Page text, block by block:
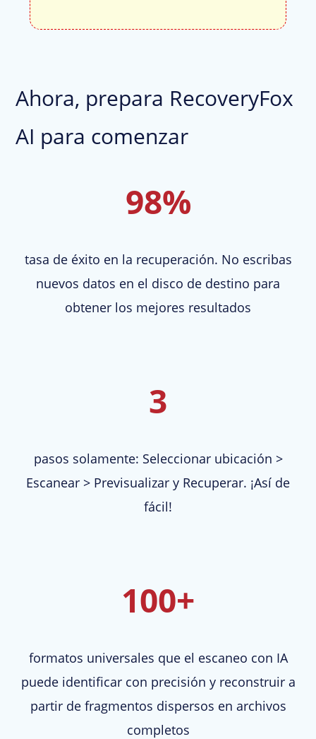
Ahora, prepara RecoveryFox
AI para comenzar
98%
tasa de éxito en la recuperación. No escribas
nuevos datos en el disco de destino para
obtener los mejores resultados
3
pasos solamente: Seleccionar ubicación >
Escanear > Previsualizar y Recuperar. ¡Así de
fácil!
100+
formatos universales que el escaneo con IA
puede identificar con precisión y reconstruir a
partir de fragmentos dispersos en archivos
completos